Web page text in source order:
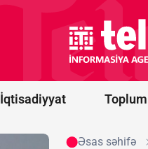
İqtisadiyyat Toplum
dollar
dəyərində
lazer
anti-dron
sistemləri
Əsas səhifə